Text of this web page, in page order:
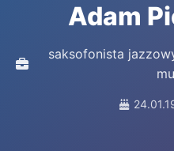
Adam
saksofonista